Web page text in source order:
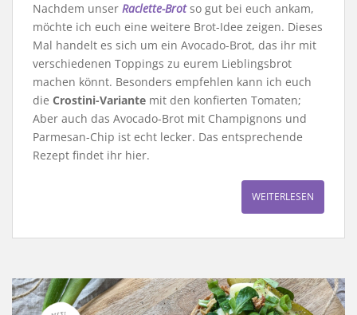
Nachdem unser Raclette-Brotso gut bei euch ankam,
möchte ich euch eine weitere Brot-Idee zeigen. Dieses
Mal handelt es sich um ein Avocado-Brot, das ihr mit
verschiedenen Toppings zu eurem Lieblingsbrot
machen könnt. Besonders empfehlen kann ich euch
die Crostini-Variante mit den konfierten Tomaten;
Aber auch das Avocado-Brot mit Champignons und
Parmesan-Chip ist echt lecker. Das entsprechende
Rezept findet ihr hier.
WEITERLESEN